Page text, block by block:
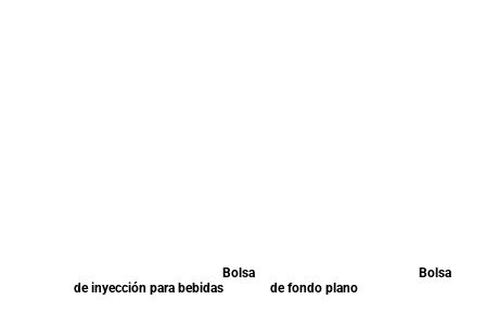
Bolsa
de inyección para bebidas
Bolsa
de fondo plano